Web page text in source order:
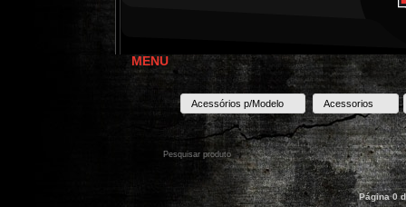
MENU
Acessórios p/Modelo Acessorios
Página 0